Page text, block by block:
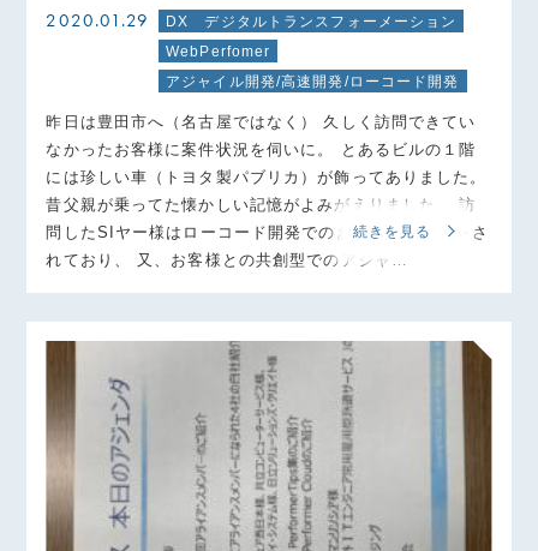
2020.01.29
DX デジタルトランスフォーメーション
WebPerfomer
アジャイル開発/高速開発/ローコード開発
昨日は豊田市へ（名古屋ではなく） 久しく訪問できてい
なかったお客様に案件状況を伺いに。 とあるビルの１階
には珍しい車（トヨタ製パブリカ）が飾ってありました。
昔父親が乗ってた懐かしい記憶がよみがえりました。 訪
問したSIヤー様はローコード開発でのお客様への提案をさ
れており、 又、お客様との共創型でのアジャ…
続きを見る